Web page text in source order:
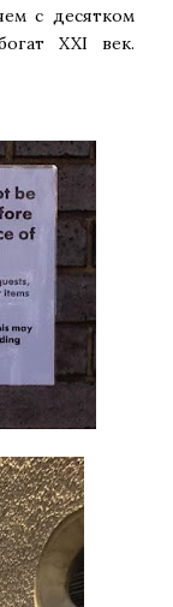
с десятком
XXI век.